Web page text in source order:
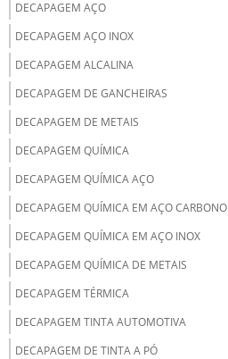
DECAPAGEM AÇO
DECAPAGEM AÇO INOX
DECAPAGEM ALCALINA
DECAPAGEM DE GANCHEIRAS
DECAPAGEM DE METAIS
DECAPAGEM QUÍMICA
DECAPAGEM QUÍMICA AÇO
DECAPAGEM QUÍMICA EM AÇO CARBONO
DECAPAGEM QUÍMICA EM AÇO INOX
DECAPAGEM QUÍMICA DE METAIS
DECAPAGEM TÉRMICA
DECAPAGEM TINTA AUTOMOTIVA
DECAPAGEM DE TINTA A PÓ